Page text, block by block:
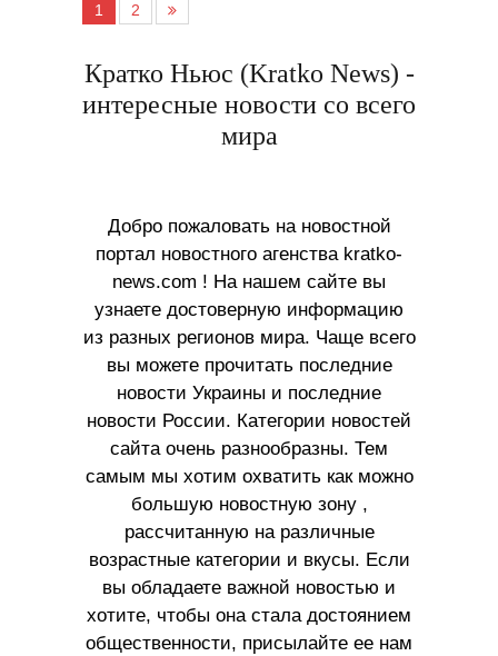
1 2
Кратко Ньюс (Kratko News) -
интересные новости со всего
мира
Добро пожаловать на новостной
портал новостного агенства kratko-
news.com ! На нашем сайте вы
узнаете достоверную информацию
из разных регионов мира. Чаще всего
вы можете прочитать последние
новости Украины и последние
новости России. Категории новостей
сайта очень разнообразны. Тем
самым мы хотим охватить как можно
большую новостную зону ,
рассчитанную на различные
возрастные категории и вкусы. Если
вы обладаете важной новостью и
хотите, чтобы она стала достоянием
общественности, присылайте ее нам